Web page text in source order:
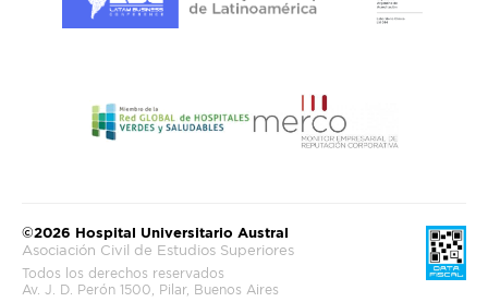
©2026 Hospital Universitario Austral
Asociación Civil de Estudios Superiores
Todos los derechos reservados
Av. J. D. Perón 1500, Pilar, Buenos Aires